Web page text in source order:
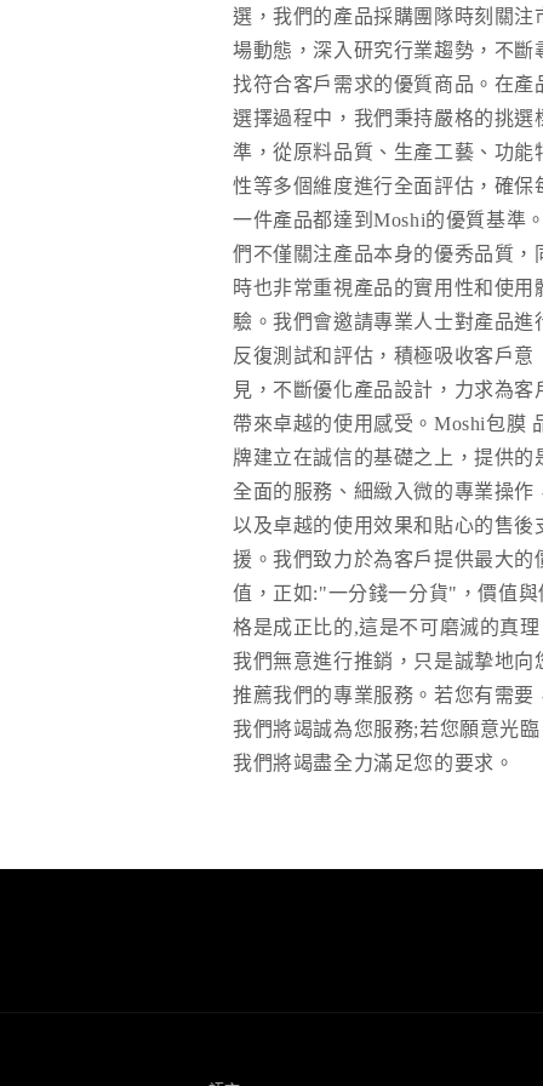
選，我們的產品採購團隊時刻關注
場動態，深入研究行業趨勢，不斷
找符合客戶需求的優質商品。在產
選擇過程中，我們秉持嚴格的挑選
準，從原料品質、生產工藝、功能
性等多個維度進行全面評估，確保
一件產品都達到Moshi的優質基準
們不僅關注產品本身的優秀品質，
時也非常重視產品的實用性和使用
驗。我們會邀請專業人士對產品進
反復測試和評估，積極吸收客戶意
見，不斷優化產品設計，力求為客
帶來卓越的使用感受。Moshi包膜
牌建立在誠信的基礎之上，提供的
全面的服務、細緻入微的專業操作
以及卓越的使用效果和貼心的售後
援。我們致力於為客戶提供最大的
值，正如:"一分錢一分貨"，價值與
格是成正比的,這是不可磨滅的真理
我們無意進行推銷，只是誠摯地向
推薦我們的專業服務。若您有需要
我們將竭誠為您服務;若您願意光臨
我們將竭盡全力滿足您的要求。